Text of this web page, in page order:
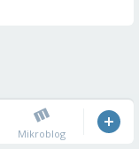
Mikroblog